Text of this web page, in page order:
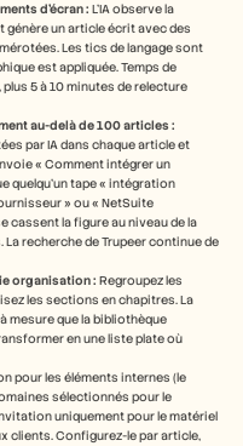
d'écran : L'IA observe la
génère un article écrit avec des
Les tics de langage sont
est appliquée. Temps de
5 à 10 minutes de relecture
au-delà de 100 articles :
par IA dans chaque article et
« Comment intégrer un
quelqu'un tape « intégration
» ou « NetSuite
cassent la figure au niveau de la
recherche de Trupeer continue de
organisation : Regroupez les
les sections en chapitres. La
mesure que la bibliothèque
en une liste plate où
pour les éléments internes (le
sélectionnés pour le
uniquement pour le matériel
clients. Configurez-le par article,